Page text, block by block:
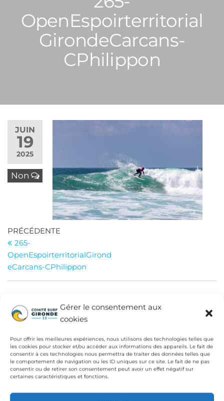
Gérer le consentement aux
cookies
Pour offrir les meilleures expériences, nous utilisons des technologies telles que
les cookies pour stocker et/ou accéder aux informations des appareils. Le fait de
consentir à ces technologies nous permettra de traiter des données telles que
le comportement de navigation ou les ID uniques sur ce site. Le fait de ne pas
consentir ou de retirer son consentement peut avoir un effet négatif sur
certaines caractéristiques et fonctions.
OpenEspoirterritorial
GirondeCarcans-
CPhilippon
JUIN
19
2025
Non
Navigation
de
l’article
Article
précédent
PRÉCÉDENTE
265-
OpenEspoirterritorialGirond
eCarcans-CPhilippon
INSTITUTIONS
Conseil Départemental de la Gironde
Ligue de Surf de Nouvelle Aquitaine
CdC Médoc Atlantique